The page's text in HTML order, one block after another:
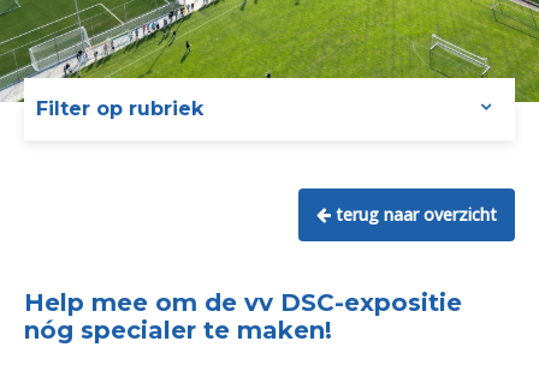
Filter op rubriek
terug naar overzicht
Help mee om de vv DSC-expositie
nóg specialer te maken!